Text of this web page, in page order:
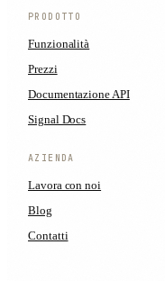
PRODOTTO
Funzionalità
Prezzi
Documentazione API
Signal Docs
AZIENDA
Lavora con noi
Blog
Contatti